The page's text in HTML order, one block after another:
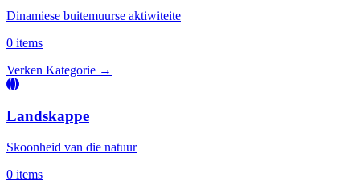
Dinamiese buitemuurse aktiwiteite
0 items
Verken Kategorie →
Landskappe
Skoonheid van die natuur
0 items